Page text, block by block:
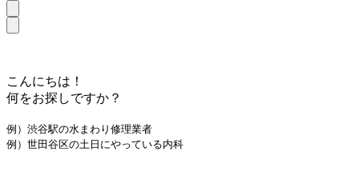
こんにちは！
何をお探しですか？
例）渋谷駅の水まわり修理業者
例）世田谷区の土日にやっている内科